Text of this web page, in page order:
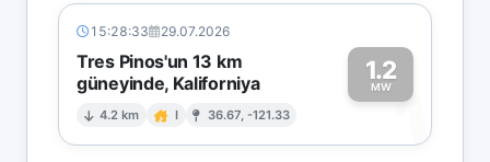
15:28:33 29.07.2026
Tres Pinos'un 13 km
güneyinde, Kaliforniya
4.2 km I 36.67, -121.33
1.2
MW1